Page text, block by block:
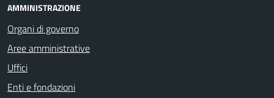
AMMINISTRAZIONE
Organi di governo
Aree amministrative
Uffici
Enti e fondazioni